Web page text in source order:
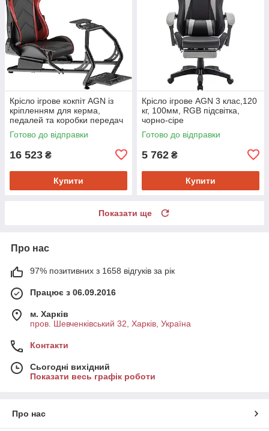
Крісло ігрове кокпіт AGN із
кріпленням для керма,
педалей та коробки передач
чорне
Готово до відправки
16 523 ₴
Купити
Крісло ігрове AGN 3 клас,120
кг, 100мм, RGB підсвітка,
чорно-сіре
Готово до відправки
5 762 ₴
Купити
Показати ще
Про нас
97% позитивних з 1658 відгуків за рік
Працює з 06.09.2016
м. Харків
пров. Шевченківський 32, Харків, Україна
Контакти
Сьогодні вихідний
Показати весь графік роботи
Про нас